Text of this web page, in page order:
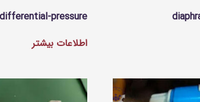
differential-pressure
اطلاعات بیشتر